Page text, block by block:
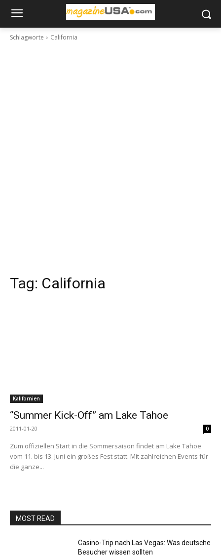
Schlagworte California
Tag: California
Kalifornien
“Summer Kick-Off” am Lake Tahoe
2011-01-20 0
Zum offiziellen Start in die Sommersaison findet am Lake Tahoe
vom 11. bis 13. Juni ein großes Fest statt. Mit zahlreichen Events für
die ganze...
MOST READ
Casino-Trip nach Las Vegas: Was deutsche
Besucher wissen sollten